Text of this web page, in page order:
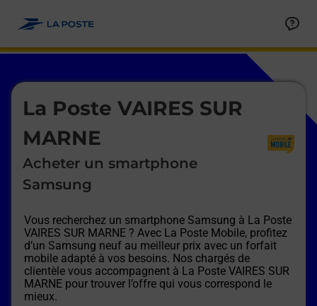
La Poste VAIRES SUR
MARNE
Acheter un smartphone
Samsung
Vous recherchez un smartphone Samsung à La Poste
VAIRES SUR MARNE ? Avec La Poste Mobile, profitez
d’un Samsung neuf au meilleur prix avec un forfait
mobile adapté à vos besoins. Nos chargés de
clientèle vous accompagnent à La Poste VAIRES SUR
MARNE pour trouver l’offre qui vous correspond le
mieux.
Le lien s'ouvre dans un nouvel onglet